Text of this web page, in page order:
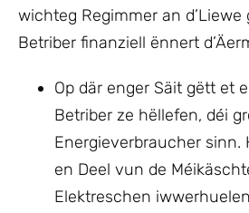
wichteg Regimmer an d’Liewe
Betriber finanziell ënnert
Op där enger Säit gëtt et
Betriber ze hëllefen, déi
Energieverbraucher sinn.
en Deel vun de
Elektreschen